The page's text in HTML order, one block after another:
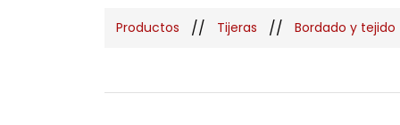
Productos // Tijeras // Bordado y tejido